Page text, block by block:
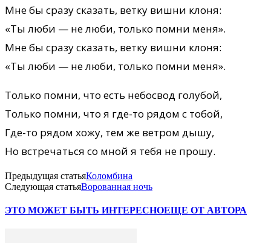
Мне бы сразу сказать, ветку вишни клоня:
«Ты люби — не люби, только помни меня».
Мне бы сразу сказать, ветку вишни клоня:
«Ты люби — не люби, только помни меня».
Только помни, что есть небосвод голубой,
Только помни, что я где-то рядом с тобой,
Где-то рядом хожу, тем же ветром дышу,
Но встречаться со мной я тебя не прошу.
Предыдущая статьяКоломбина
Следующая статьяВорованная ночь
ЭТО МОЖЕТ БЫТЬ ИНТЕРЕСНОЕЩЕ ОТ АВТОРА